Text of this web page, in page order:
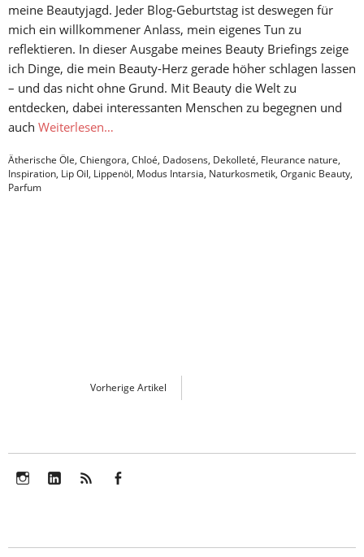
meine Beautyjagd. Jeder Blog-Geburtstag ist deswegen für
mich ein willkommener Anlass, mein eigenes Tun zu
reflektieren. In dieser Ausgabe meines Beauty Briefings zeige
ich Dinge, die mein Beauty-Herz gerade höher schlagen lassen
– und das nicht ohne Grund. Mit Beauty die Welt zu
entdecken, dabei interessanten Menschen zu begegnen und
auch Weiterlesen…
Ätherische Öle, Chiengora, Chloé, Dadosens, Dekolleté, Fleurance nature,
Inspiration, Lip Oil, Lippenöl, Modus Intarsia, Naturkosmetik, Organic Beauty,
Parfum
Vorherige Artikel